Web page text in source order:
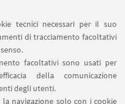
tecnici necessari per il suo
di tracciamento facoltativi
facoltativi sono usati per
della comunicazione
degli utenti.
navigazione solo con i cookie
virtuali
SU: